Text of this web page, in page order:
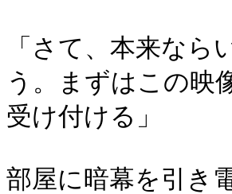
「さて、本来な
う。まずはこの映
受け付ける」
部屋に暗幕を引き